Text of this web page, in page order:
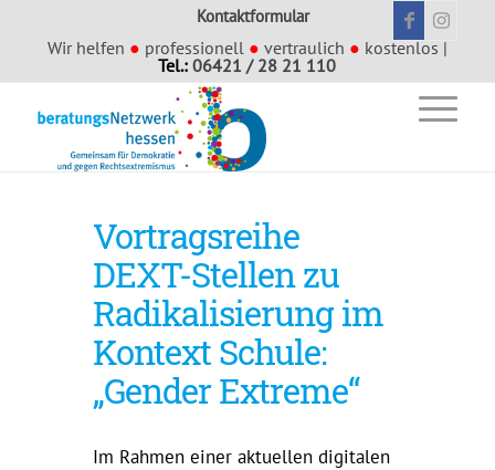
Kontaktformular
Wir helfen ● professionell ● vertraulich ● kostenlos |
Tel.:06421 / 28 21 110
Vortragsreihe
DEXT-Stellen zu
Radikalisierung im
Kontext Schule:
„Gender Extreme“
Im Rahmen einer aktuellen digitalen